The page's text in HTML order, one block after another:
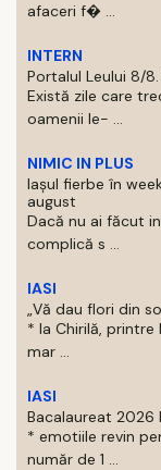
afaceri f� ...
INTERN
Portalul Leului 8/
Există zile care
oamenii le- ...
NIMIC IN PLUS
Iașul fierbe în
august
Dacă nu ai făcut
complică s ...
IASI
„Vă dau flori din
* la Chirilă,
mar ...
IASI
Bacalaureat 2026
* emotiile revin
număr de 1 ...